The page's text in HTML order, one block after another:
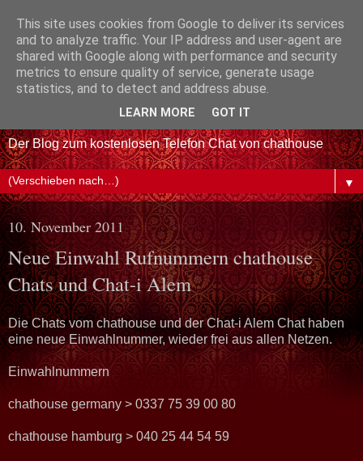
Der Blog zum kostenlosen Telefon Chat von chathouse
▼
10. November 2011
Neue Einwahl Rufnummern chathouse
Chats und Chat-i Alem
Die Chats vom chathouse und der Chat-i Alem Chat haben
eine neue Einwahlnummer, wieder frei aus allen Netzen.
Einwahlnummern
chathouse germany > 0337 75 39 00 80
chathouse hamburg > 040 25 44 54 59
This site uses cookies from Google to deliver its services
and to analyze traffic. Your IP address and user-agent are
shared with Google along with performance and security
metrics to ensure quality of service, generate usage
statistics, and to detect and address abuse.
LEARN MORE GOT IT